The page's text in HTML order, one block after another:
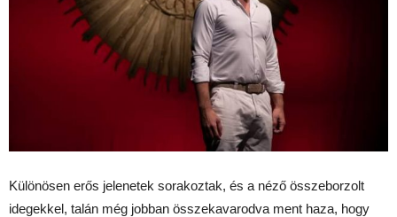
Különösen erős jelenetek sorakoztak, és a néző összeborzolt
idegekkel, talán még jobban összekavarodva ment haza, hogy